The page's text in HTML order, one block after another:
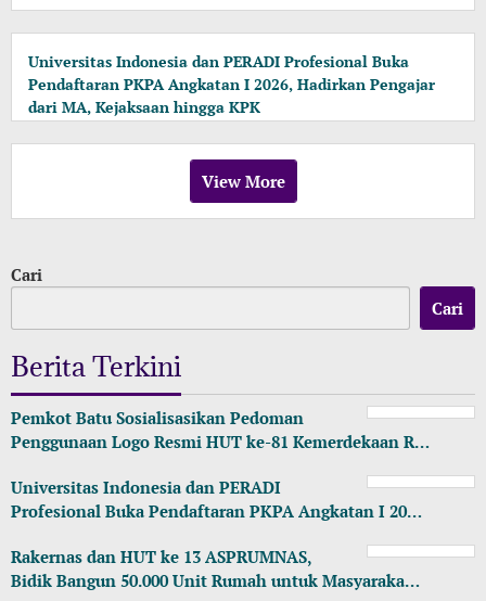
Universitas Indonesia dan PERADI Profesional Buka
Pendaftaran PKPA Angkatan I 2026, Hadirkan Pengajar
dari MA, Kejaksaan hingga KPK
View More
Cari
Cari
Berita Terkini
Pemkot Batu Sosialisasikan Pedoman
Penggunaan Logo Resmi HUT ke-81 Kemerdekaan R…
Universitas Indonesia dan PERADI
Profesional Buka Pendaftaran PKPA Angkatan I 20…
Rakernas dan HUT ke 13 ASPRUMNAS,
Bidik Bangun 50.000 Unit Rumah untuk Masyaraka…